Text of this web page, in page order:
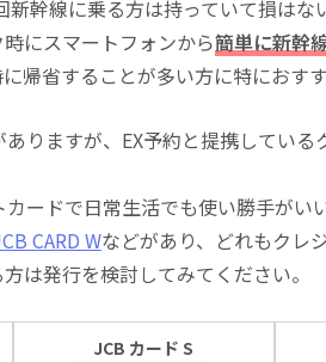
幹線に乗る方は持っていて損はな
にスマートフォンから簡単に新幹
帰省することが多い方に特におすす
りますが、EX予約と提携してい
ードで日常生活でも使い勝手がい
CARD Wなどがあり、どれもクレ
は発行を検討してみてください。
JCB カード S